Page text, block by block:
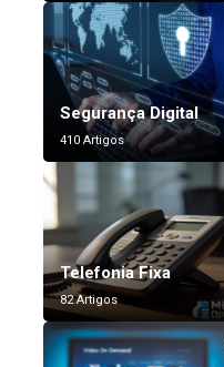
Segurança Digital
410 Artigos
Telefonia Fixa
82 Artigos